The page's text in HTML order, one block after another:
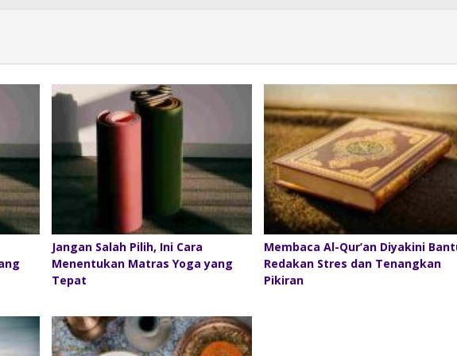
Jangan Salah Pilih, Ini Cara
Menentukan Matras Yoga yang
Tepat
Membaca Al-Qur’an Diyakini
Redakan Stres dan Tenangkan
Pikiran